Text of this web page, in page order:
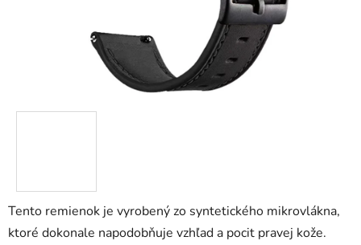
Tento remienok je vyrobený zo syntetického mikrovlákna,
ktoré dokonale napodobňuje vzhľad a pocit pravej kože.